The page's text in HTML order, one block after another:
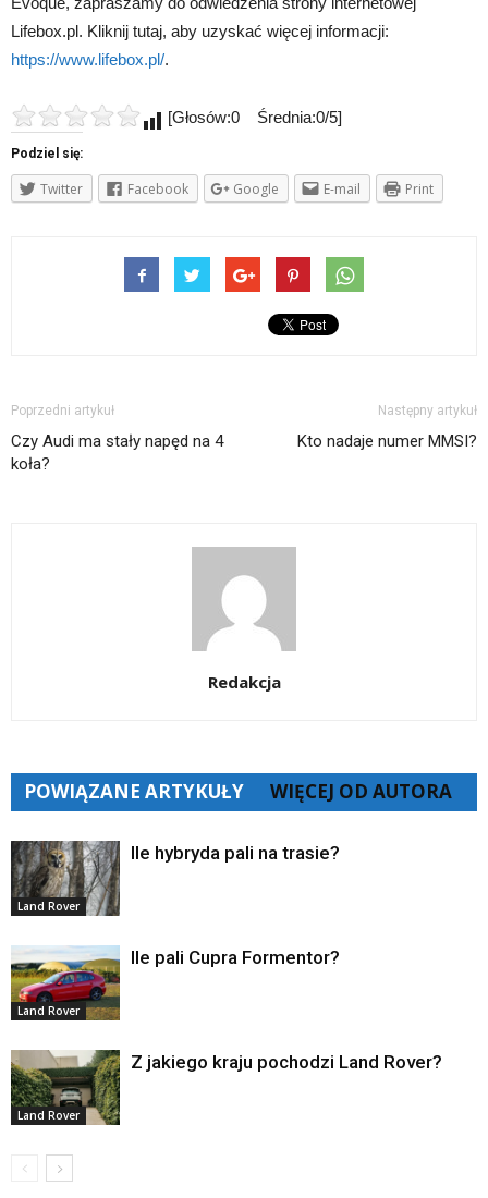
Lifebox.pl. Kliknij tutaj, aby uzyskać więcej informacji:
https://www.lifebox.pl/.
[Głosów:0 Średnia:0/5]
Podziel się:
Twitter Facebook Google E-mail Print
Poprzedni artykuł
Czy Audi ma stały napęd na 4
koła?
Następny artykuł
Kto nadaje numer MMSI?
Redakcja
POWIĄZANE ARTYKUŁY WIĘCEJ OD AUTORA
Land Rover
Ile hybryda pali na trasie?
Land Rover
Ile pali Cupra Formentor?
Land Rover
Z jakiego kraju pochodzi Land Rover?